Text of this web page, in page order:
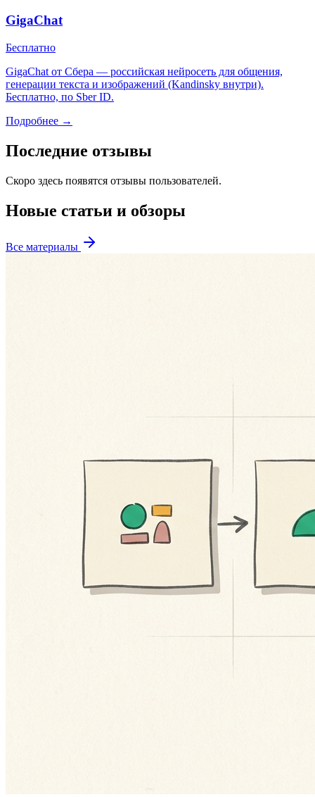
GigaChat
Бесплатно
GigaChat от Сбера — российская нейросеть для общения,
генерации текста и изображений (Kandinsky внутри).
Бесплатно, по Sber ID.
Подробнее →
Последние отзывы
Скоро здесь появятся отзывы пользователей.
Новые статьи и обзоры
Все материалы